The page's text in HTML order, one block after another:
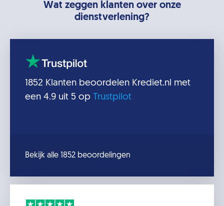
Wat zeggen klanten over onze
dienstverlening?
1852 Klanten beoordelen Krediet.nl met
een 4.9 uit 5 op Trustpilot
Bekijk alle 1852 beoordelingen